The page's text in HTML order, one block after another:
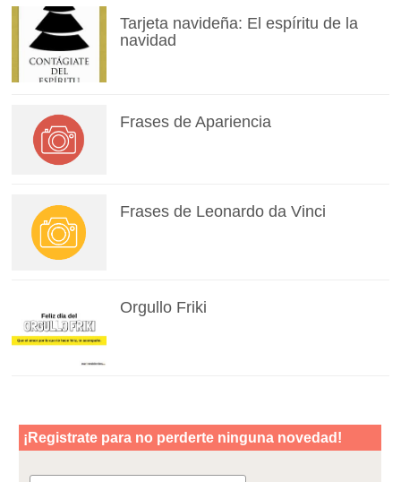
Tarjeta navideña: El espíritu de la
navidad
Frases de Apariencia
Frases de Leonardo da Vinci
Orgullo Friki